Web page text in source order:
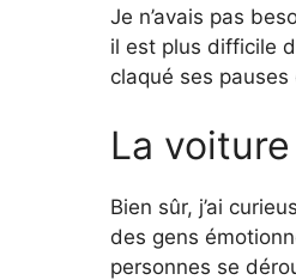
Je n’avais pas
il est plus difficile
claqué ses
La
Bien sûr, j’ai
des gens
personnes se